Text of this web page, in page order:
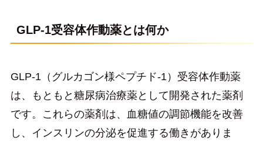
GLP-1受容体作動薬とは何か
GLP-1（グルカゴン様ペプチド-1）受容体作動薬
は、もともと糖尿病治療薬として開発された薬剤
です。これらの薬剤は、血糖値の調節機能を改善
し、インスリンの分泌を促進する働きがありま